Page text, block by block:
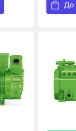
До